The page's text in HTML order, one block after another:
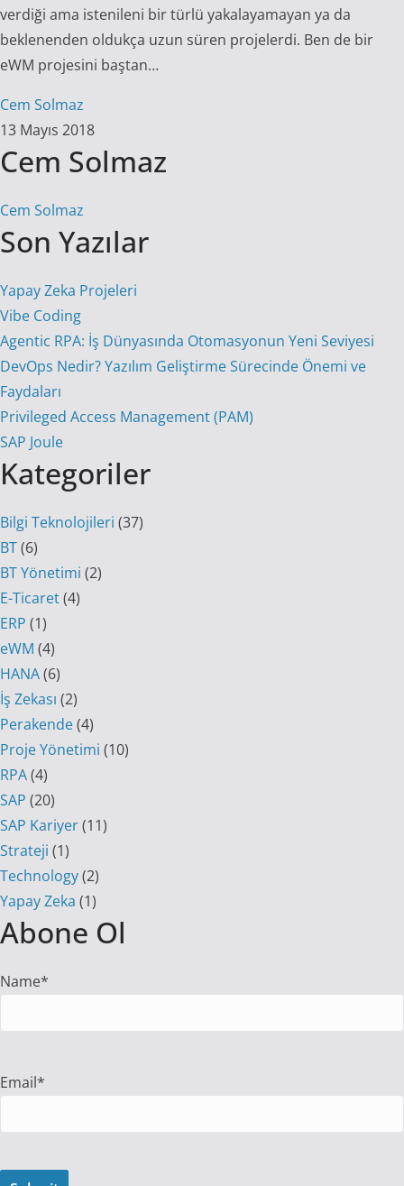
verdiği ama istenileni bir türlü yakalayamayan ya da
beklenenden oldukça uzun süren projelerdi. Ben de bir
eWM projesini baştan…
Cem Solmaz
13 Mayıs 2018
Cem Solmaz
Cem Solmaz
Son Yazılar
Yapay Zeka Projeleri
Vibe Coding
Agentic RPA: İş Dünyasında Otomasyonun Yeni Seviyesi
DevOps Nedir? Yazılım Geliştirme Sürecinde Önemi ve
Faydaları
Privileged Access Management (PAM)
SAP Joule
Kategoriler
Bilgi Teknolojileri (37)
BT(6)
BT Yönetimi (2)
E-Ticaret(4)
ERP (1)
eWM (4)
HANA(6)
İş Zekası (2)
Perakende(4)
Proje Yönetimi (10)
RPA(4)
SAP (20)
SAP Kariyer(11)
Strateji (1)
Technology(2)
Yapay Zeka (1)
Abone Ol
Name*
Email*